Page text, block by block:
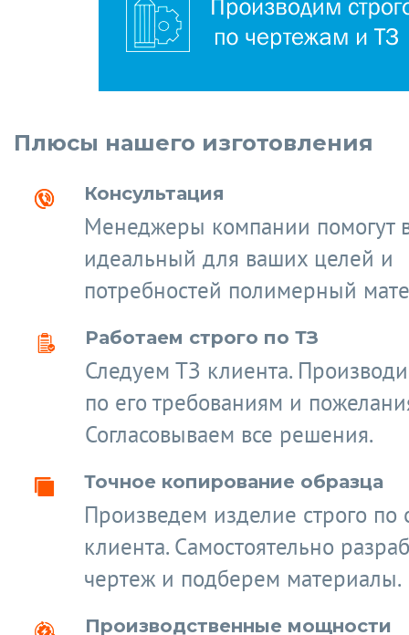
Плюсы нашего изготовления
Консультация
Менеджеры компании помогут
идеальный для ваших целей и
потребностей полимерный
Работаем строго по ТЗ
Следуем ТЗ клиента.
по его требованиям и
Согласовываем все решения.
Точное копирование образца
Произведем изделие строго по
клиента. Самостоятельно
чертеж и подберем материалы.
Производственные мощности